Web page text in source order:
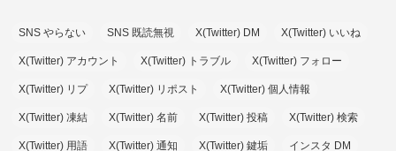
SNS やらない SNS 既読無視 X(Twitter) DM X(Twitter) いいね
X(Twitter) アカウント X(Twitter) トラブル X(Twitter) フォロー
X(Twitter) リプ X(Twitter) リポスト X(Twitter) 個人情報
X(Twitter) 凍結 X(Twitter) 名前 X(Twitter) 投稿 X(Twitter) 検索
X(Twitter) 用語 X(Twitter) 通知 X(Twitter) 鍵垢 インスタ DM